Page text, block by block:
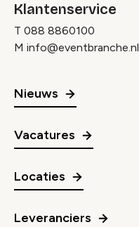
Klantenservice
T 088 8860100
M info@eventbranche.nl
Nieuws
Vacatures
Locaties
Leveranciers